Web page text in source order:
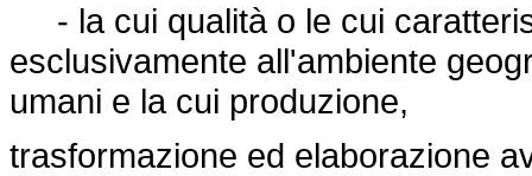
- la cui qualità o le cui
esclusivamente all'ambiente
umani e la cui produzione,
trasformazione ed elaborazione